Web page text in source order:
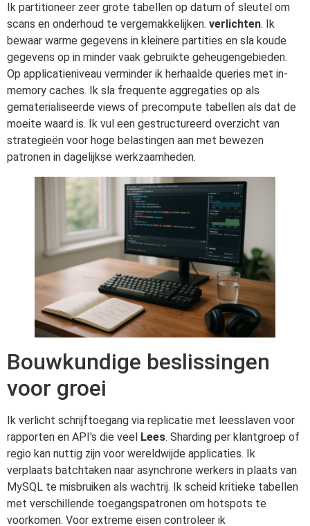
Ik partitioneer zeer grote tabellen op datum of sleutel om
scans en onderhoud te vergemakkelijken. verlichten. Ik
bewaar warme gegevens in kleinere partities en sla koude
gegevens op in minder vaak gebruikte geheugengebieden.
Op applicatieniveau verminder ik herhaalde queries met in-
memory caches. Ik sla frequente aggregaties op als
gematerialiseerde views of precompute tabellen als dat de
moeite waard is. Ik vul een gestructureerd overzicht van
strategieën voor hoge belastingen aan met bewezen
patronen in dagelijkse werkzaamheden.
Bouwkundige beslissingen
voor groei
Ik verlicht schrijftoegang via replicatie met leesslaven voor
rapporten en API's die veel
Lees. Sharding per klantgroep of
regio kan nuttig zijn voor wereldwijde applicaties. Ik
verplaats batchtaken naar asynchrone werkers in plaats van
MySQL te misbruiken als wachtrij. Ik scheid kritieke tabellen
met verschillende toegangspatronen om hotspots te
voorkomen. Voor extreme eisen controleer ik